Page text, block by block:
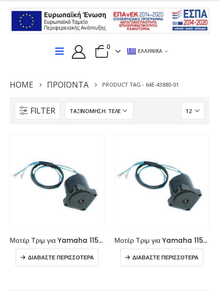
0
ΕΛΛΗΝΙΚΆ
HOME ΠΡΟΪΌΝΤΑ PRODUCT TAG - 64E-43880-01
FILTER
Μοτέρ Τριμ για Yamaha 115-250HP, αντικαθιστά τον εργοστασιακό κωδικό: 64E-43880-04
ΔΙΑΒΆΣΤΕ ΠΕΡΙΣΣΌΤΕΡΑ
Μοτέρ Τριμ για Yamaha 115-250HP, αντικαθιστά τον εργοστασιακό κωδικό: 64E-43880-04
ΔΙΑΒΆΣΤΕ ΠΕΡΙΣΣΌΤΕΡΑ